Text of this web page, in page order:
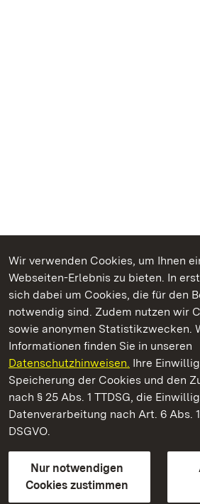
Wir verwenden Cookies, um Ihnen
Webseiten-Erlebnis zu bieten. In
sich dabei um Cookies, die für den
notwendig sind. Zudem nutzen wir
sowie anonymen Statistikzwecken.
Informationen finden Sie in unseren
Datenschutzhinweisen. Ihre
Speicherung der Cookies und den
nach § 25 Abs. 1 TTDSG, die
Datenverarbeitung nach Art. 6 Abs.
DSGVO.
Nur notwendigen
Cookies zustimmen
Kommen. Staunen. Genießen.
Staatliche Schlösser und Gärten
Staatliche Schlösser und Gärten
Kontakt
GebärdenspracheLeichte Sprache
Erklärung zur Barrierefreiheit
BITV-konform (geprüfte Seiten)